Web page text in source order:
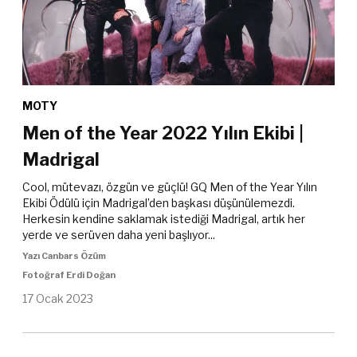
MOTY
Men of the Year 2022 Yılın Ekibi |
Madrigal
Cool, mütevazı, özgün ve güçlü! GQ Men of the Year Yılın
Ekibi Ödülü için Madrigal’den başkası düşünülemezdi.
Herkesin kendine saklamak istediği Madrigal, artık her
yerde ve serüven daha yeni başlıyor...
Yazı Canbars Özüm
Fotoğraf Erdi Doğan
17 Ocak 2023